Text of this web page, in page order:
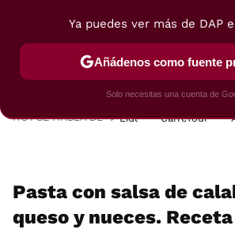
POSTRES VIAJES SELECCIÓN
HOY SE HABLA DE Lidl Carrefour
Pasta con salsa de
queso y nueces. Receta
Ya puedes ver más de DAP
Añádenos como fuente
Solo necesitas una cuenta de